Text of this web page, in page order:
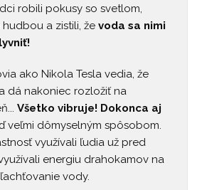
robili pokusy so svetlom,
a zistili, že voda sa nimi
ako Nikola Tesla vedia, že
dá nakoniec rozložiť na
Všetko vibruje! Dokonca aj
veľmi dômyselným spôsobom.
využívali ľudia už pred
energiu drahokamov na
vody.